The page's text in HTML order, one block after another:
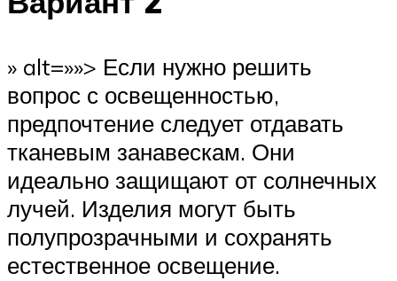
» alt=»»> Если нужно решить
вопрос с освещенностью,
предпочтение следует отдавать
тканевым занавескам. Они
идеально защищают от солнечных
лучей. Изделия могут быть
полупрозрачными и сохранять
естественное освещение.